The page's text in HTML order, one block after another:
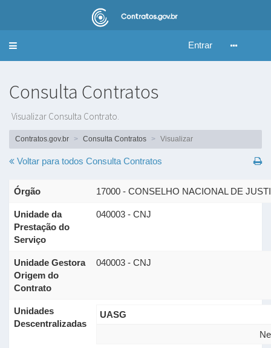
Alternar
Entrar
Consulta Contratos
Visualizar Consulta Contrato.
Contratos.gov.br Consulta Contratos Visualizar
Voltar para todos Consulta Contratos
Órgão 17000 - CONSELHO NACIONAL DE
Unidade da
Prestação do
Serviço
040003 - CNJ
Unidade Gestora
Origem do
Contrato
040003 - CNJ
Unidades
Descentralizadas
UASG